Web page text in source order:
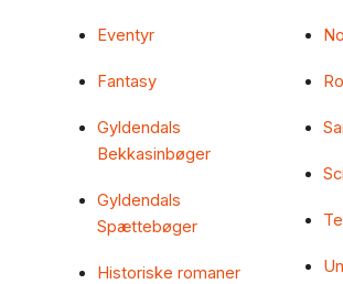
Eventyr
Fantasy
Gyldendals
Bekkasinbøger
Gyldendals
Spættebøger
Historiske romaner